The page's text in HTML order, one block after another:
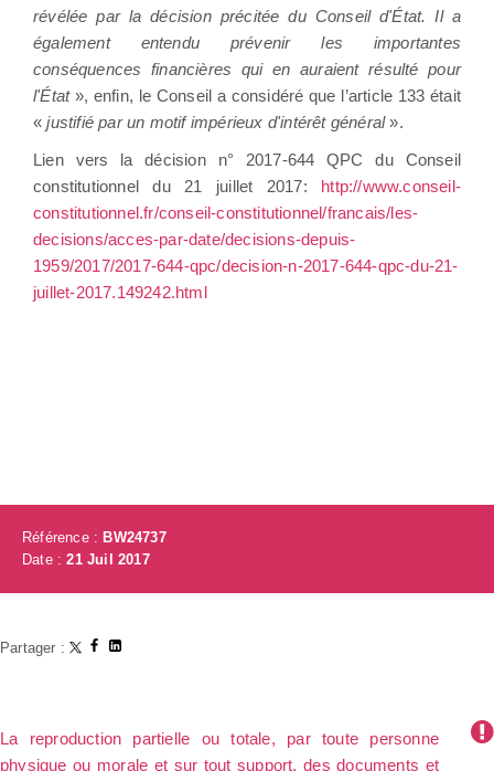
révélée par la décision précitée du Conseil d'État. Il a
également entendu prévenir les importantes
conséquences financières qui en auraient résulté pour
l'État», enfin, le Conseil a considéré que l’article 133 était
«justifié par un motif impérieux d'intérêt général».
Lien vers la décision n° 2017-644 QPC du Conseil
constitutionnel du 21 juillet 2017: http://www.conseil-
constitutionnel.fr/conseil-constitutionnel/francais/les-
decisions/acces-par-date/decisions-depuis-
1959/2017/2017-644-qpc/decision-n-2017-644-qpc-du-21-
juillet-2017.149242.html
Référence :BW24737
Date :21 Juil 2017
Partager :
La reproduction partielle ou totale, par toute personne
physique ou morale et sur tout support, des documents et